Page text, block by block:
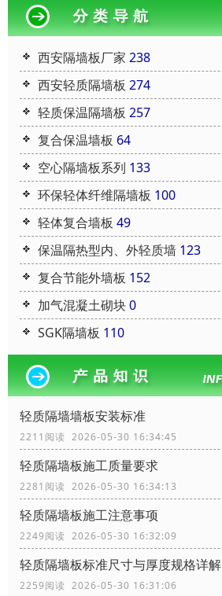
西安隔墙板厂家 238
西安轻质隔墙板 274
轻质保温隔墙板 257
复合保温墙板 64
空心隔墙板系列 133
环保轻体纤维隔墙板 100
轻体复合墙板 49
保温隔热型内、外轻质墙 123
复合节能外墙板 152
加气混凝土砌块0
SGK隔墙板 110
轻质隔墙墙板安装标准
2211阅读 2026-05-30 16:34:45
轻质隔墙板施工质量要求
2281阅读 2026-05-30 16:34:13
轻质隔墙板施工注意事项
2249阅读 2026-05-30 16:32:09
轻质隔墙板标准尺寸与厚度规格详解
2259阅读 2026-05-30 16:31:06